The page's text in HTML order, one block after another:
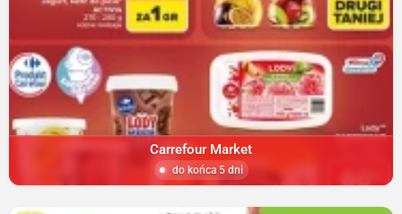
Carrefour Market
do końca 5 dni